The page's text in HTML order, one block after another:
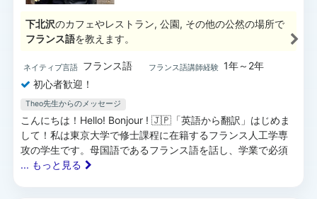
下北沢のカフェやレストラン, 公園, その他の公然の場所で
フランス語を教えます。
ネイティブ言語 フランス語 フランス語講師経験 1年～2年
初心者歓迎！
Theo先生からのメッセージ
こんにちは！Hello! Bonjour ! 🇯🇵「英語から翻訳」はじめま
して！私は東京大学で修士課程に在籍するフランス人工学専
攻の学生です。母国語であるフランス語を話し、学業で必須
... もっと見る